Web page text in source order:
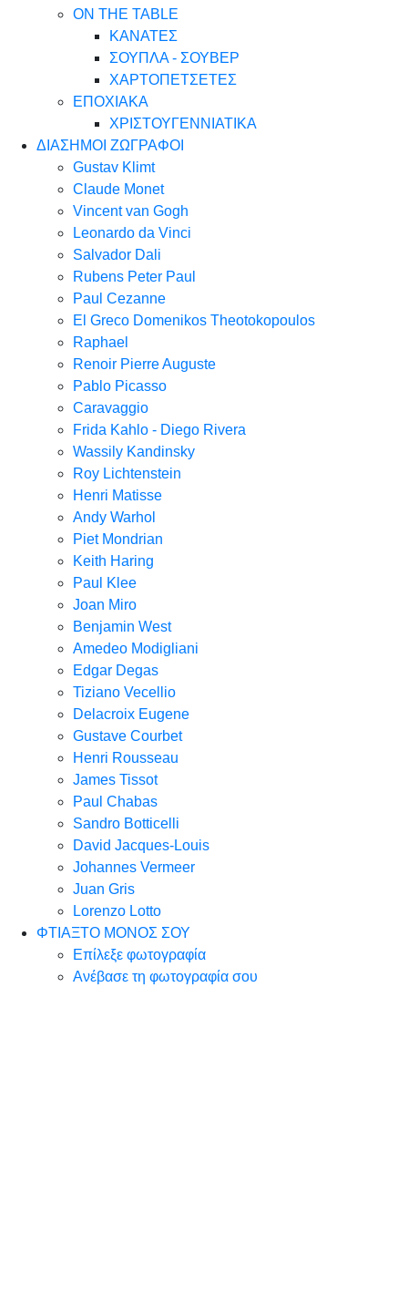
ON THE TABLE
ΚΑΝΑΤΕΣ
ΣΟΥΠΛΑ - ΣΟΥΒΕΡ
ΧΑΡΤΟΠΕΤΣΕΤΕΣ
ΕΠΟΧΙΑΚΑ
ΧΡΙΣΤΟΥΓΕΝΝΙΑΤΙΚΑ
ΔΙΑΣΗΜΟΙ ΖΩΓΡΑΦΟΙ
Gustav Klimt
Claude Monet
Vincent van Gogh
Leonardo da Vinci
Salvador Dali
Rubens Peter Paul
Paul Cezanne
El Greco Domenikos Theotokopoulos
Raphael
Renoir Pierre Auguste
Pablo Picasso
Caravaggio
Frida Kahlo - Diego Rivera
Wassily Kandinsky
Roy Lichtenstein
Henri Matisse
Andy Warhol
Piet Mondrian
Keith Haring
Paul Klee
Joan Miro
Benjamin West
Amedeo Modigliani
Edgar Degas
Tiziano Vecellio
Delacroix Eugene
Gustave Courbet
Henri Rousseau
James Tissot
Paul Chabas
Sandro Botticelli
David Jacques-Louis
Johannes Vermeer
Juan Gris
Lorenzo Lotto
ΦΤΙΑΞΤΟ ΜΟΝΟΣ ΣΟΥ
Επίλεξε φωτογραφία
Ανέβασε τη φωτογραφία σου